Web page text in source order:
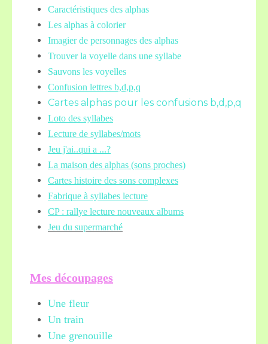
Caractéristiques des alphas
Les alphas à colorier
Imagier de personnages des alphas
Trouver la voyelle dans une syllabe
Sauvons les voyelles
Confusion lettres b,d,p,q
Cartes alphas pour les confusions b,d,p,q
Loto des syllabes
Lecture de syllabes/mots
Jeu j'ai..qui a ...?
La maison des alphas (sons proches)
Cartes histoire des sons complexes
Fabrique à syllabes lecture
CP : rallye lecture nouveaux albums
Jeu du supermarché
Mes découpages
Une fleur
Un train
Une grenouille